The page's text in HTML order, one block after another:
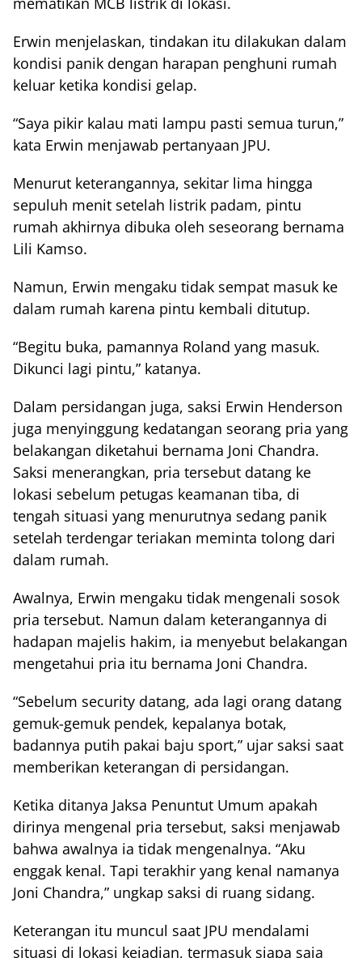
Erwin menjelaskan, tindakan itu dilakukan dalam
kondisi panik dengan harapan penghuni rumah
keluar ketika kondisi gelap.
“Saya pikir kalau mati lampu pasti semua turun,”
kata Erwin menjawab pertanyaan JPU.
Menurut keterangannya, sekitar lima hingga
sepuluh menit setelah listrik padam, pintu
rumah akhirnya dibuka oleh seseorang bernama
Lili Kamso.
Namun, Erwin mengaku tidak sempat masuk ke
dalam rumah karena pintu kembali ditutup.
“Begitu buka, pamannya Roland yang masuk.
Dikunci lagi pintu,” katanya.
Dalam persidangan juga, saksi Erwin Henderson
juga menyinggung kedatangan seorang pria yang
belakangan diketahui bernama Joni Chandra.
Saksi menerangkan, pria tersebut datang ke
lokasi sebelum petugas keamanan tiba, di
tengah situasi yang menurutnya sedang panik
setelah terdengar teriakan meminta tolong dari
dalam rumah.
Awalnya, Erwin mengaku tidak mengenali sosok
pria tersebut. Namun dalam keterangannya di
hadapan majelis hakim, ia menyebut belakangan
mengetahui pria itu bernama Joni Chandra.
“Sebelum security datang, ada lagi orang datang
gemuk-gemuk pendek, kepalanya botak,
badannya putih pakai baju sport,” ujar saksi saat
memberikan keterangan di persidangan.
Ketika ditanya Jaksa Penuntut Umum apakah
dirinya mengenal pria tersebut, saksi menjawab
bahwa awalnya ia tidak mengenalnya. “Aku
enggak kenal. Tapi terakhir yang kenal namanya
Joni Chandra,” ungkap saksi di ruang sidang.
Keterangan itu muncul saat JPU mendalami
situasi di lokasi kejadian, termasuk siapa saja